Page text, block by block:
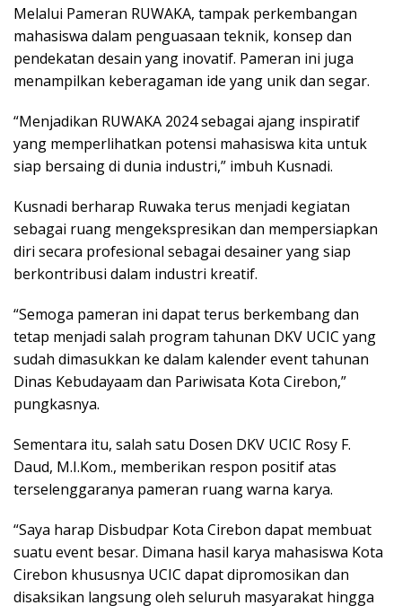
Melalui Pameran RUWAKA, tampak perkembangan
mahasiswa dalam penguasaan teknik, konsep dan
pendekatan desain yang inovatif. Pameran ini juga
menampilkan keberagaman ide yang unik dan segar.
“Menjadikan RUWAKA 2024 sebagai ajang inspiratif
yang memperlihatkan potensi mahasiswa kita untuk
siap bersaing di dunia industri,” imbuh Kusnadi.
Kusnadi berharap Ruwaka terus menjadi kegiatan
sebagai ruang mengekspresikan dan mempersiapkan
diri secara profesional sebagai desainer yang siap
berkontribusi dalam industri kreatif.
“Semoga pameran ini dapat terus berkembang dan
tetap menjadi salah program tahunan DKV UCIC yang
sudah dimasukkan ke dalam kalender event tahunan
Dinas Kebudayaam dan Pariwisata Kota Cirebon,”
pungkasnya.
Sementara itu, salah satu Dosen DKV UCIC Rosy F.
Daud, M.I.Kom., memberikan respon positif atas
terselenggaranya pameran ruang warna karya.
“Saya harap Disbudpar Kota Cirebon dapat membuat
suatu event besar. Dimana hasil karya mahasiswa Kota
Cirebon khususnya UCIC dapat dipromosikan dan
disaksikan langsung oleh seluruh masyarakat hingga